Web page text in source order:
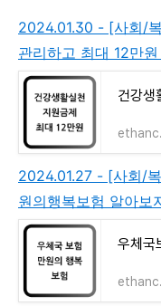
2024.01.30 - [사회/
관리하고 최대 12만원
2024.01.27 - [사회/
원의행복보험 알아보